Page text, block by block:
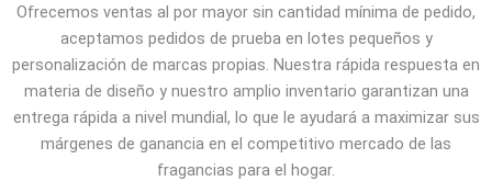
Ofrecemos ventas al por mayor sin cantidad mínima de pedido,
aceptamos pedidos de prueba en lotes pequeños y
personalización de marcas propias. Nuestra rápida respuesta en
materia de diseño y nuestro amplio inventario garantizan una
entrega rápida a nivel mundial, lo que le ayudará a maximizar sus
márgenes de ganancia en el competitivo mercado de las
fragancias para el hogar.